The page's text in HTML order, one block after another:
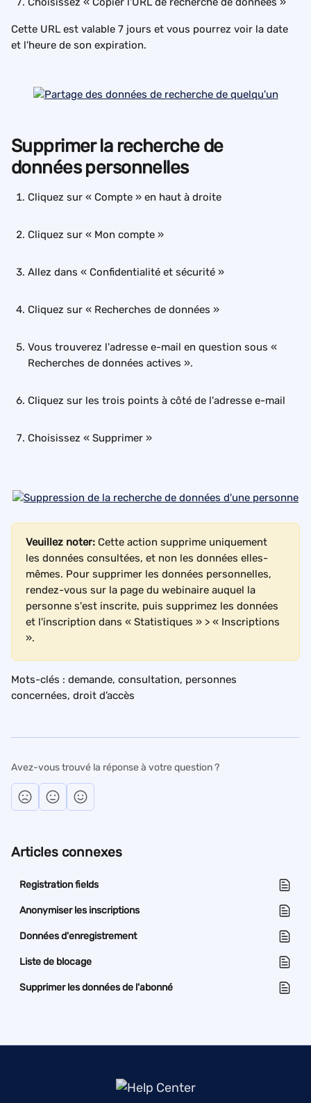
Cette URL est valable 7 jours et vous pourrez voir la date
et l'heure de son expiration.
Supprimer la recherche de
données personnelles
Cliquez sur « Compte » en haut à droite
Cliquez sur « Mon compte »
Allez dans « Confidentialité et sécurité »
Cliquez sur « Recherches de données »
Vous trouverez l'adresse e-mail en question sous «
Recherches de données actives ».
Cliquez sur les trois points à côté de l'adresse e-mail
Choisissez « Supprimer »
Veuillez noter: Cette action supprime uniquement
les données consultées, et non les données elles-
mêmes. Pour supprimer les données personnelles,
rendez-vous sur la page du webinaire auquel la
personne s'est inscrite, puis supprimez les données
et l'inscription dans « Statistiques » > « Inscriptions
».
Mots-clés : demande, consultation, personnes
concernées, droit d’accès
Avez-vous trouvé la réponse à votre question ?
Articles connexes
Registration fields
Anonymiser les inscriptions
Données d'enregistrement
Liste de blocage
Supprimer les données de l'abonné